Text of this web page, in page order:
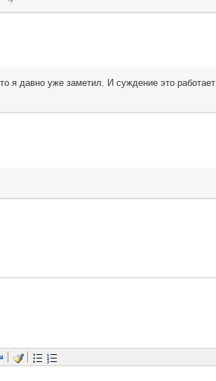
я давно уже заметил. И суждение это работает